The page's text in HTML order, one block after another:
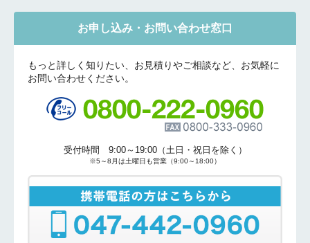
お申し込み・お問い合わせ窓口
もっと詳しく知りたい、お見積りやご相談など、お気軽に
お問い合わせください。
受付時間 9:00～19:00（土日・祝日を除く）
※5～8月は土曜日も営業（9:00～18:00）